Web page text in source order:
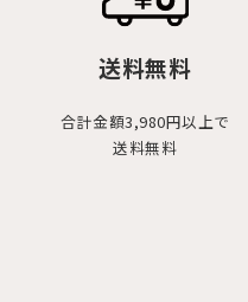
送料無料
合計金額3,980円以上で
送料無料